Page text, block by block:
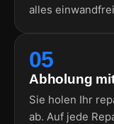
alles
05
Abholung
Sie holen Ihr
ab. Auf jede